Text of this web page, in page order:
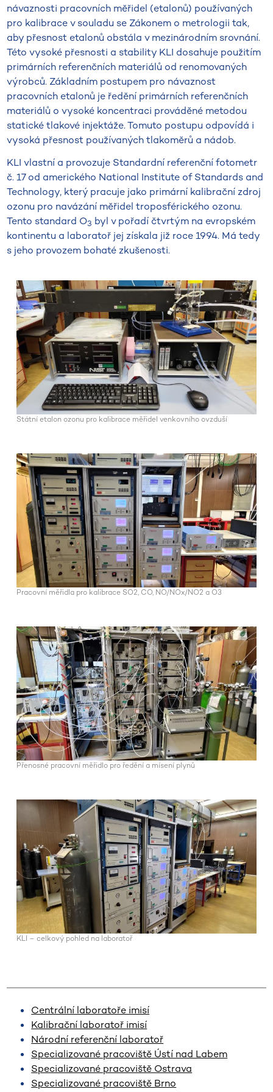
návaznosti pracovních měřidel (etalonů) používaných
pro kalibrace v souladu se Zákonem o metrologii tak,
aby přesnost etalonů obstála v mezinárodním srovnání.
Této vysoké přesnosti a stability KLI dosahuje použitím
primárních referenčních materiálů od renomovaných
výrobců. Základním postupem pro návaznost
pracovních etalonů je ředění primárních referenčních
materiálů o vysoké koncentraci prováděné metodou
statické tlakové injektáže. Tomuto postupu odpovídá i
vysoká přesnost používaných tlakoměrů a nádob.
KLI vlastní a provozuje Standardní referenční fotometr
č. 17 od amerického National Institute of Standards and
Technology, který pracuje jako primární kalibrační zdroj
ozonu pro navázání měřidel troposférického ozonu.
Tento standard O3 byl v pořadí čtvrtým na evropském
kontinentu a laboratoř jej získala již roce 1994. Má tedy
s jeho provozem bohaté zkušenosti.
Státní etalon ozonu pro kalibrace měřidel venkovního ovzduší
Pracovní měřidla pro kalibrace SO2, CO, NO/NOx/NO2 a O3
Přenosné pracovní měřidlo pro ředění a mísení plynů
KLI – celkový pohled na laboratoř
Centrální laboratoře imisí
Kalibrační laboratoř imisí
Národní referenční laboratoř
Specializované pracoviště Ústí nad Labem
Specializované pracoviště Ostrava
Specializované pracoviště Brno